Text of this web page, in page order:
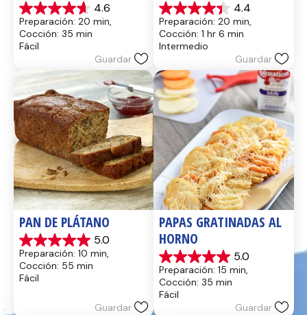
4.6
4.6
de
5
estrellas.
reseñas
Preparación: 20 min,
Cocción: 35 min
Fácil
Guardar
4.4
4.4
de
5
estrellas.
reseñas
Preparación: 20 min,
Cocción: 1 hr 6 min
Intermedio
Guardar
PAN DE PLÁTANO
5.0
5.0
de
5
estrellas.
Preparación: 10 min,
Cocción: 55 min
Fácil
Guardar
PAPAS GRATINADAS AL
HORNO
5.0
5.0
de
5
estrellas.
Preparación: 15 min,
Cocción: 35 min
Fácil
Guardar